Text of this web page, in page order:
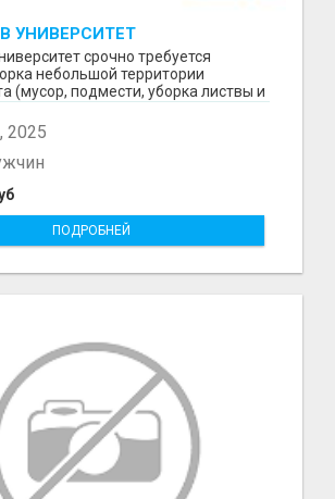
УНИВЕРСИТЕТ
срочно требуется
небольшой территории
(мусор, подмести, уборка листвы и
ПОДРОБНЕЙ